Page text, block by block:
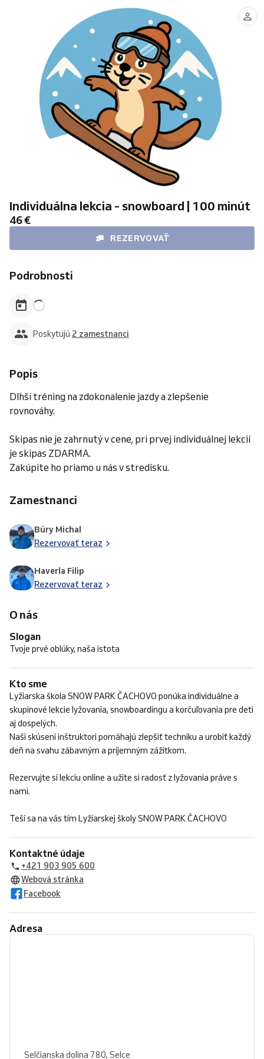
Individuálna lekcia - snowboard | 100 minút
46 €
REZERVOVAŤ
Podrobnosti
Poskytujú 2 zamestnanci
Popis
Dlhší tréning na zdokonalenie jazdy a zlepšenie
rovnováhy.
Skipas nie je zahrnutý v cene, pri prvej individuálnej lekcií
je skipas ZDARMA.
Zakúpite ho priamo u nás v stredisku.
Zamestnanci
Búry Michal
Rezervovať teraz
Haverla Filip
Rezervovať teraz
O nás
Slogan
Tvoje prvé oblúky, naša istota
Kto sme
Lyžiarska škola SNOW PARK ČACHOVO ponúka individuálne a
skupinové lekcie lyžovania, snowboardingu a korčuľovania pre deti
aj dospelých.
Naši skúsení inštruktori pomáhajú zlepšiť techniku a urobiť každý
deň na svahu zábavným a príjemným zážitkom.
Rezervujte si lekciu online a užite si radosť z lyžovania práve s
nami.
Teší sa na vás tím Lyžiarskej školy SNOW PARK ČACHOVO
Kontaktné údaje
+421 903 905 600
Webová stránka
Facebook
Adresa
Selčianska dolina 780, Selce